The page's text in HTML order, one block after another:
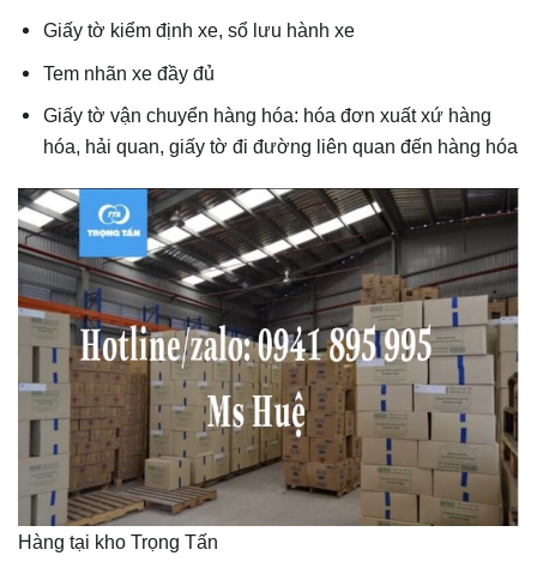
Giấy tờ kiểm định xe, sổ lưu hành xe
Tem nhãn xe đầy đủ
Giấy tờ vận chuyển hàng hóa: hóa đơn xuất xứ hàng
hóa, hải quan, giấy tờ đi đường liên quan đến hàng hóa
Hàng tại kho Trọng Tấn